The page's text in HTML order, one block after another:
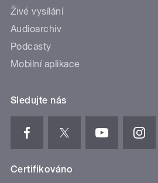
Živé vysílání
Audioarchiv
Podcasty
Mobilní aplikace
Sledujte nás
Certifikováno